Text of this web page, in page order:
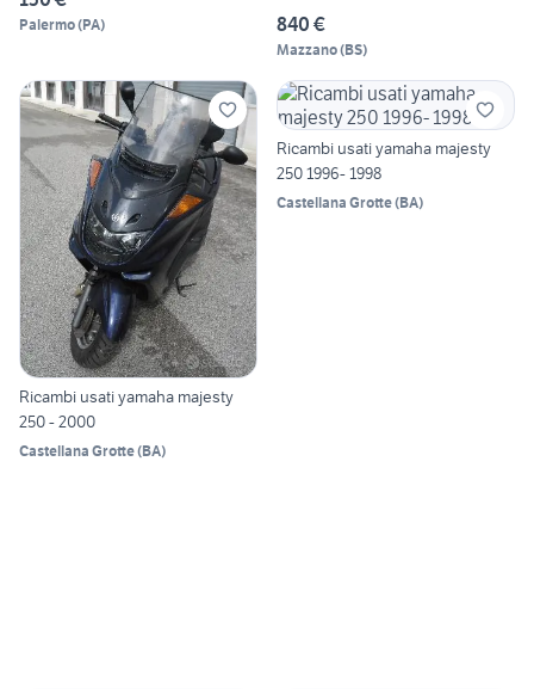
Palermo(PA) 840 €
Mazzano(BS)
Ricambi usati yamaha majesty
250 - 2000
Castellana Grotte(BA)
Ricambi usati yamaha majesty
250 1996- 1998
Castellana Grotte(BA)